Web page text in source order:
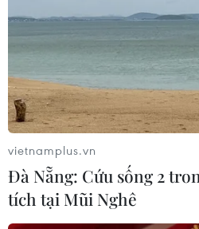
vietnamplus.vn
Đà Nẵng: Cứu sống 2
tích tại Mũi Nghê